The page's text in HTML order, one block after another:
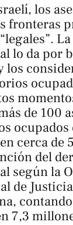
los
fronteras
lo da por
los
de 100
ocupados
cerca de
del
según la
de
7,3